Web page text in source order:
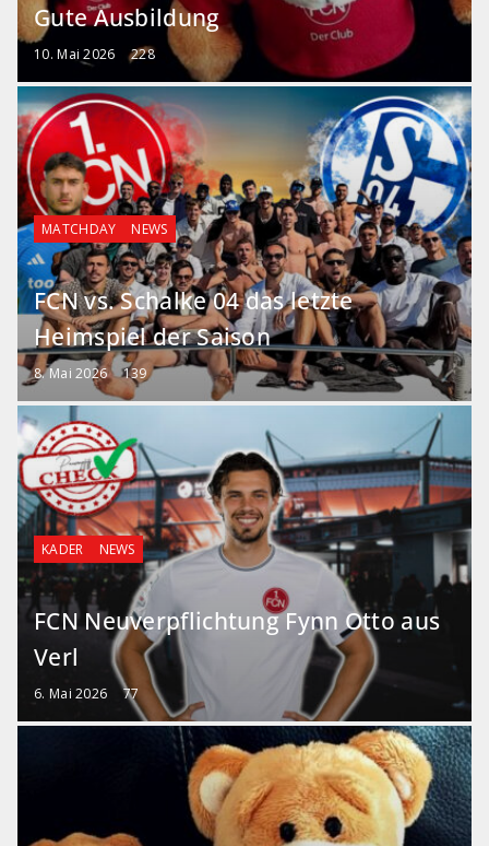
Gute Ausbildung
10. Mai 2026 228
MATCHDAY NEWS
FCN vs. Schalke 04 das letzte
Heimspiel der Saison
8. Mai 2026 139
KADER NEWS
FCN Neuverpflichtung Fynn Otto aus
Verl
6. Mai 2026 77